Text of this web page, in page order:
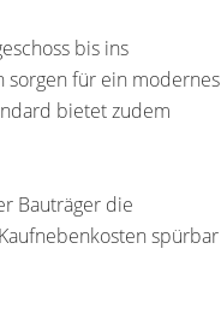
bis ins
sorgen für ein modernes
bietet zudem
Bauträger die
spürbar